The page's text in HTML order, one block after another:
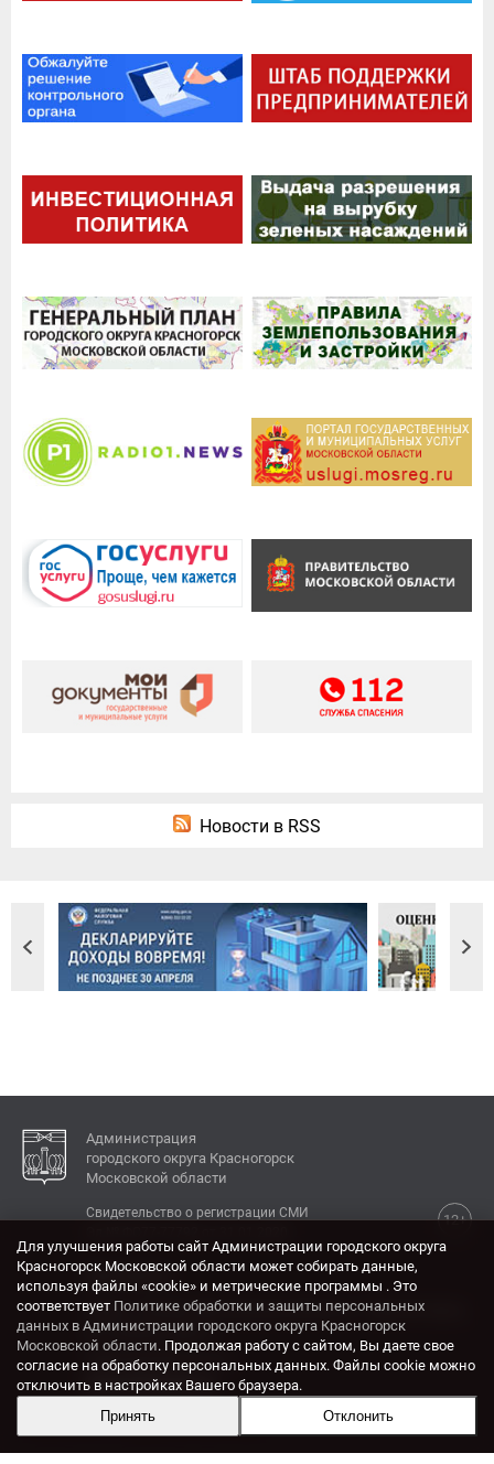
Новости в RSS
Администрация
городского округа Красногорск
Московской области
12+
Свидетельство о регистрации СМИ
КОНТАКТЫ
Адрес: 143404, Московская область, г. Красногорск,
ул. Ленина, дом 4.
Электронная почта:
krasrn@mosreg.ru
Разработка и поддержка сайта ADN
Для улучшения работы сайт Администрации городского округа
Красногорск Московской области может собирать данные,
используя файлы «cookie» и метрические программы . Это
соответствует Политике обработки и защиты персональных
данных в Администрации городского округа Красногорск
Московской области. Продолжая работу с сайтом, Вы даете свое
согласие на обработку персональных данных. Файлы cookie можно
отключить в настройках Вашего браузера.
Принять
Отклонить